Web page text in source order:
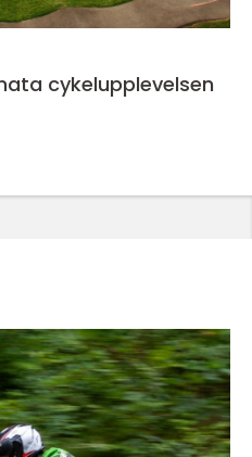
cykelupplevelsen